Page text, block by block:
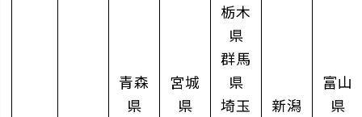
青森
県
宮城
県
栃木
県
群馬
県
埼玉
新潟
富山
県